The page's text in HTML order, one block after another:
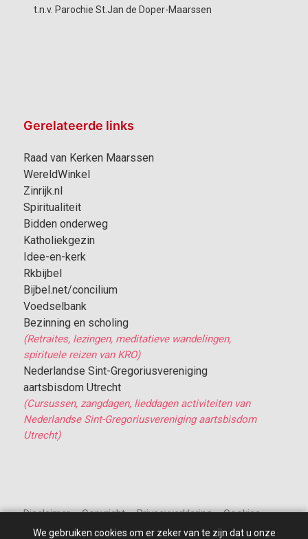
t.n.v. Parochie St.Jan de Doper-Maarssen
Gerelateerde links
Raad van Kerken Maarssen
WereldWinkel
Zinrijk.nl
Spiritualiteit
Bidden onderweg
Katholiekgezin
Idee-en-kerk
Rkbijbel
Bijbel.net/concilium
Voedselbank
Bezinning en scholing
(Retraites, lezingen, meditatieve wandelingen,
spirituele reizen van KRO)
Nederlandse Sint-Gregoriusvereniging
aartsbisdom Utrecht
(Cursussen, zangdagen, lieddagen activiteiten van
Nederlandse Sint-Gregoriusvereniging aartsbisdom
Utrecht)
Disclaimer – Copyright – Privacyverklaring – Cookies
We gebruiken cookies om er zeker van te zijn dat u onze